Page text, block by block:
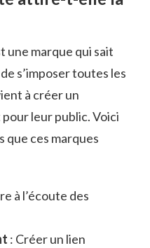
une marque qui sait
s’imposer toutes les
à créer un
leur public. Voici
que ces marques
à l’écoute des
: Créer un lien